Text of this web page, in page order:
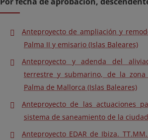
Anteproyecto de ampliación y
Palma II y emisario (Islas Baleares)
Anteproyecto y adenda del
terrestre y submarino, de la zona
Palma de Mallorca (Islas Baleares)
Anteproyecto de las actuaciones
sistema de saneamiento de la
Anteproyecto EDAR de Ibiza.